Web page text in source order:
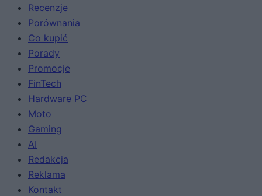
Recenzje
Porównania
Co kupić
Porady
Promocje
FinTech
Hardware PC
Moto
Gaming
AI
Redakcja
Reklama
Kontakt